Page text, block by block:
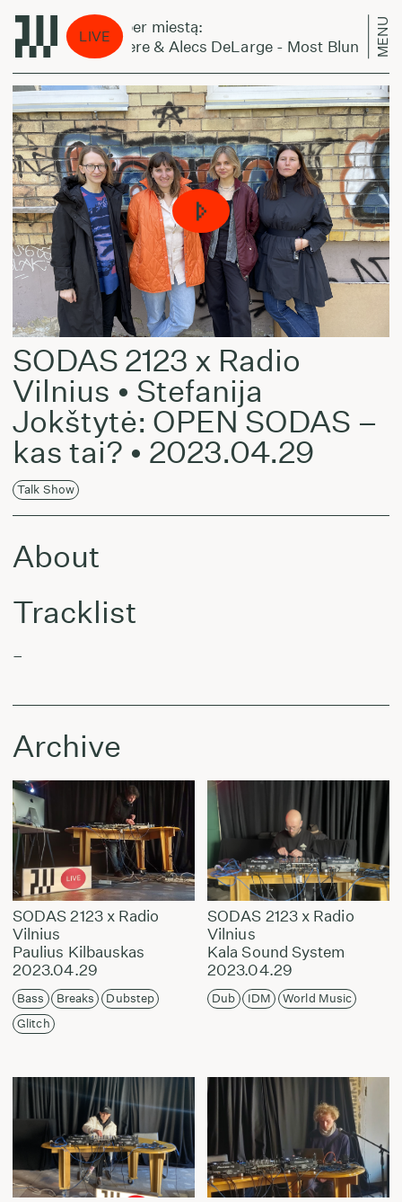
LIVE
Laikas eina per miestą:
King Kashmere & Alecs DeLarge - Most Blunted
MENU
SODAS 2123 x Radio
Vilnius • Stefanija
Jokštytė: OPEN SODAS –
kas tai? • 2023.04.29
Talk Show
About
Tracklist
–
Archive
SODAS 2123 x Radio
Vilnius
Paulius Kilbauskas
2023.04.29
Bass Breaks
Dubstep
Glitch
SODAS 2123 x Radio
Vilnius
Kala Sound System
2023.04.29
Dub IDM World Music